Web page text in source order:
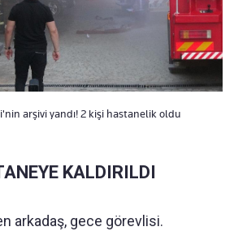
arşivi yandı! 2 kişi hastanelik oldu
KALDIRILDI
arkadaş, gece görevlisi.